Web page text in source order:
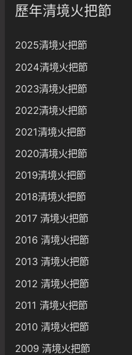
歷年清境火把節
2025清境火把節
2024清境火把節
2023清境火把節
2022清境火把節
2021清境火把節
2020清境火把節
2019清境火把節
2018清境火把節
2017 清境火把節
2016 清境火把節
2013 清境火把節
2012 清境火把節
2011 清境火把節
2010 清境火把節
2009 清境火把節